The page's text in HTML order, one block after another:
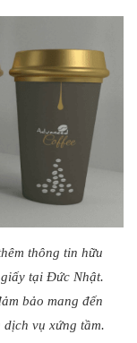
thông tin hữu
tại Đức Nhật.
bảo mang đến
vụ xứng tầm.